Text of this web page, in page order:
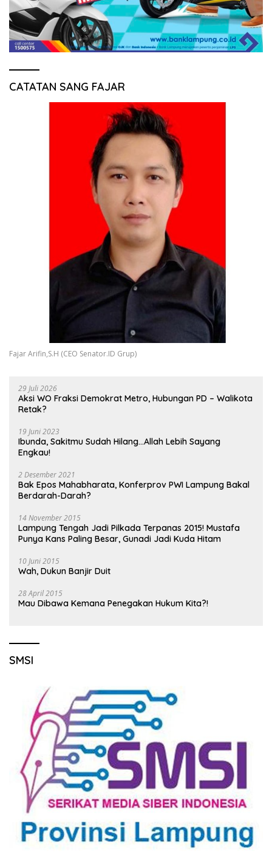
CATATAN SANG FAJAR
Fajar Arifin,S.H (CEO Senator.ID Grup)
29 Juli 2026
Aksi WO Fraksi Demokrat Metro, Hubungan PD – Walikota
Retak?
19 Juni 2023
Ibunda, Sakitmu Sudah Hilang…Allah Lebih Sayang
Engkau!
2 Desember 2021
Bak Epos Mahabharata, Konferprov PWI Lampung Bakal
Berdarah-Darah?
14 November 2015
Lampung Tengah Jadi Pilkada Terpanas 2015! Mustafa
Punya Kans Paling Besar, Gunadi Jadi Kuda Hitam
10 Juni 2015
Wah, Dukun Banjir Duit
28 April 2015
Mau Dibawa Kemana Penegakan Hukum Kita?!
SMSI